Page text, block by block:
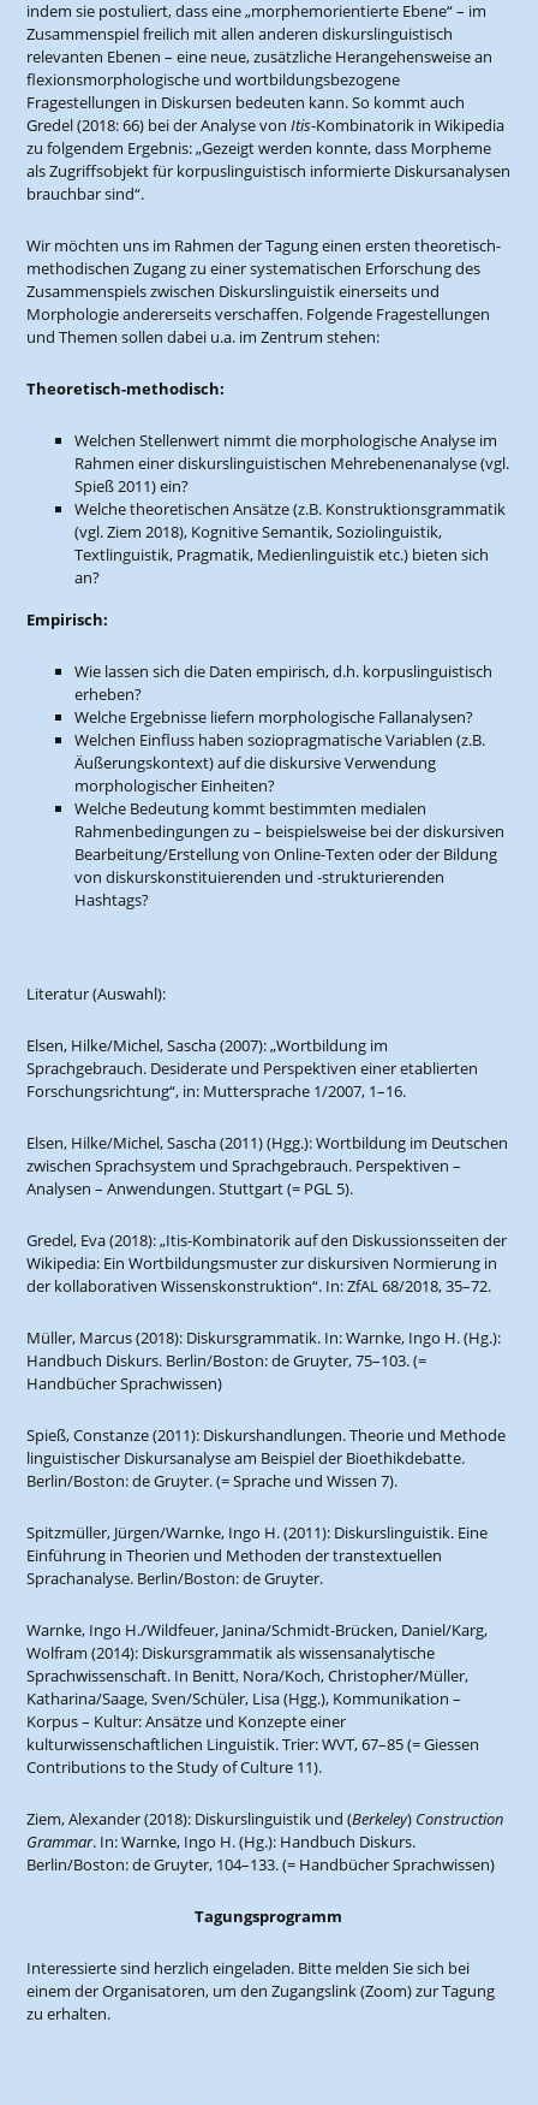
indem sie postuliert, dass eine „morphemorientierte Ebene“ – im
Zusammenspiel freilich mit allen anderen diskurslinguistisch
relevanten Ebenen – eine neue, zusätzliche Herangehensweise an
flexionsmorphologische und wortbildungsbezogene
Fragestellungen in Diskursen bedeuten kann. So kommt auch
Gredel (2018: 66) bei der Analyse vonItis-Kombinatorik in Wikipedia
zu folgendem Ergebnis: „Gezeigt werden konnte, dass Morpheme
als Zugriffsobjekt für korpuslinguistisch informierte Diskursanalysen
brauchbar sind“.
Wir möchten uns im Rahmen der Tagung einen ersten theoretisch-
methodischen Zugang zu einer systematischen Erforschung des
Zusammenspiels zwischen Diskurslinguistik einerseits und
Morphologie andererseits verschaffen. Folgende Fragestellungen
und Themen sollen dabei u.a. im Zentrum stehen:
Theoretisch-methodisch:
Welchen Stellenwert nimmt die morphologische Analyse im
Rahmen einer diskurslinguistischen Mehrebenenanalyse (vgl.
Spieß 2011) ein?
Welche theoretischen Ansätze (z.B. Konstruktionsgrammatik
(vgl. Ziem 2018), Kognitive Semantik, Soziolinguistik,
Textlinguistik, Pragmatik, Medienlinguistik etc.) bieten sich
an?
Empirisch:
Wie lassen sich die Daten empirisch, d.h. korpuslinguistisch
erheben?
Welche Ergebnisse liefern morphologische Fallanalysen?
Welchen Einfluss haben soziopragmatische Variablen (z.B.
Äußerungskontext) auf die diskursive Verwendung
morphologischer Einheiten?
Welche Bedeutung kommt bestimmten medialen
Rahmenbedingungen zu – beispielsweise bei der diskursiven
Bearbeitung/Erstellung von Online-Texten oder der Bildung
von diskurskonstituierenden und -strukturierenden
Hashtags?
Literatur (Auswahl):
Elsen, Hilke/Michel, Sascha (2007): „Wortbildung im
Sprachgebrauch. Desiderate und Perspektiven einer etablierten
Forschungsrichtung“, in: Muttersprache 1/2007, 1–16.
Elsen, Hilke/Michel, Sascha (2011) (Hgg.): Wortbildung im Deutschen
zwischen Sprachsystem und Sprachgebrauch. Perspektiven –
Analysen – Anwendungen. Stuttgart (= PGL 5).
Gredel, Eva (2018): „Itis-Kombinatorik auf den Diskussionsseiten der
Wikipedia: Ein Wortbildungsmuster zur diskursiven Normierung in
der kollaborativen Wissenskonstruktion“. In: ZfAL 68/2018, 35–72.
Müller, Marcus (2018): Diskursgrammatik. In: Warnke, Ingo H. (Hg.):
Handbuch Diskurs. Berlin/Boston: de Gruyter, 75–103. (=
Handbücher Sprachwissen)
Spieß, Constanze (2011): Diskurshandlungen. Theorie und Methode
linguistischer Diskursanalyse am Beispiel der Bioethikdebatte.
Berlin/Boston: de Gruyter. (= Sprache und Wissen 7).
Spitzmüller, Jürgen/Warnke, Ingo H. (2011): Diskurslinguistik. Eine
Einführung in Theorien und Methoden der transtextuellen
Sprachanalyse. Berlin/Boston: de Gruyter.
Warnke, Ingo H./Wildfeuer, Janina/Schmidt-Brücken, Daniel/Karg,
Wolfram (2014): Diskursgrammatik als wissensanalytische
Sprachwissenschaft. In Benitt, Nora/Koch, Christopher/Müller,
Katharina/Saage, Sven/Schüler, Lisa (Hgg.), Kommunikation –
Korpus – Kultur: Ansätze und Konzepte einer
kulturwissenschaftlichen Linguistik. Trier: WVT, 67–85 (= Giessen
Contributions to the Study of Culture 11).
Ziem, Alexander (2018): Diskurslinguistik und (Berkeley) Construction
Grammar. In: Warnke, Ingo H. (Hg.): Handbuch Diskurs.
Berlin/Boston: de Gruyter, 104–133. (= Handbücher Sprachwissen)
Tagungsprogramm
Interessierte sind herzlich eingeladen. Bitte melden Sie sich bei
einem der Organisatoren, um den Zugangslink (Zoom) zur Tagung
zu erhalten.